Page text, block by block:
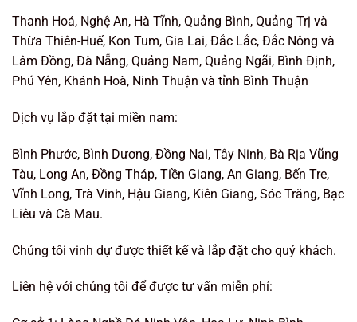
Thanh Hoá, Nghệ An, Hà Tĩnh, Quảng Bình, Quảng Trị và
Thừa Thiên-Huế, Kon Tum, Gia Lai, Đắc Lắc, Đắc Nông và
Lâm Đồng, Đà Nẵng, Quảng Nam, Quảng Ngãi, Bình Định,
Phú Yên, Khánh Hoà, Ninh Thuận và tỉnh Bình Thuận
Dịch vụ lắp đặt tại miền nam:
Bình Phước, Bình Dương, Đồng Nai, Tây Ninh, Bà Rịa Vũng
Tàu, Long An, Đồng Tháp, Tiền Giang, An Giang, Bến Tre,
Vĩnh Long, Trà Vinh, Hậu Giang, Kiên Giang, Sóc Trăng, Bạc
Liêu và Cà Mau.
Chúng tôi vinh dự được thiết kế và lắp đặt cho quý khách.
Liên hệ với chúng tôi để được tư vấn miễn phí: